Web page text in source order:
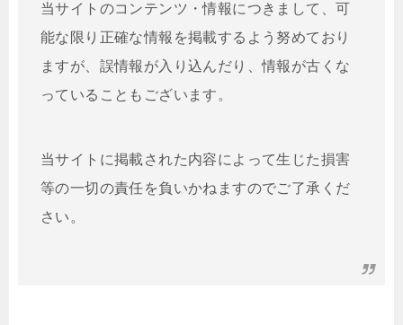
当サイトのコンテンツ・情報につきまして、可
能な限り正確な情報を掲載するよう努めており
ますが、誤情報が入り込んだり、情報が古くな
っていることもございます。
当サイトに掲載された内容によって生じた損害
等の一切の責任を負いかねますのでご了承くだ
さい。